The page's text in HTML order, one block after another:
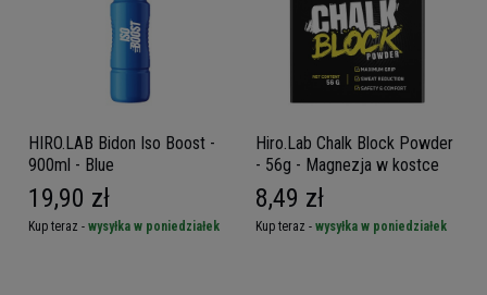
HIRO.LAB Bidon Iso Boost -
900ml - Blue
19,90 zł
Kup teraz - wysyłka w poniedziałek
Hiro.Lab Chalk Block Powder
- 56g - Magnezja w kostce
8,49 zł
Kup teraz - wysyłka w poniedziałek